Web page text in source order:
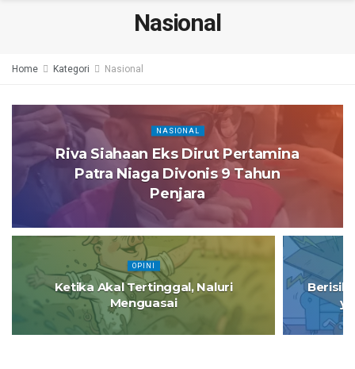
Nasional
Home Kategori Nasional
NASIONAL
Riva Siahaan Eks Dirut Pertamina
Patra Niaga Divonis 9 Tahun
Penjara
OPINI
Ketika Akal Tertinggal, Naluri
Menguasai
Berisik